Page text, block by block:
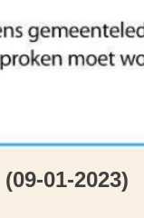
(09-01-2023)